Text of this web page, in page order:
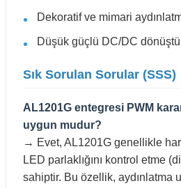
Dekoratif ve mimari
Düşük güçlü DC/DC
Sık Sorulan Sorular (SSS)
AL1201G entegresi PWM
uygun mudur?
→ Evet, AL1201G genellikle
LED parlaklığını kontrol etme
sahiptir. Bu özellik, aydınlatma